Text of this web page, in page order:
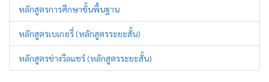
หลักสูตรการศึกษาชั้นพื้นฐาน
หลักสูตรเบเกอรี่ (หลักสูตรระยะสั้น)
หลักสูตรช่างวีลแชร์ (หลักสูตรระยะสั้น)